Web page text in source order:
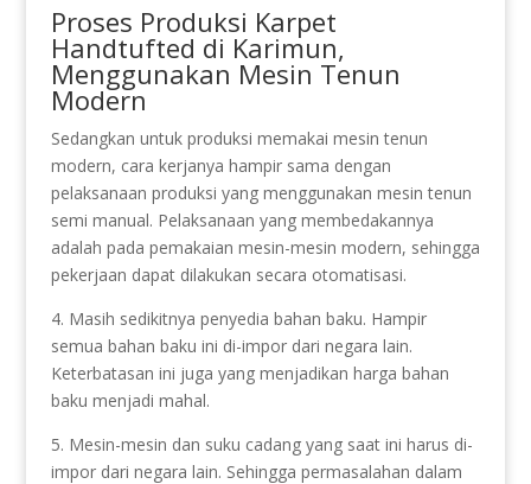
Proses Produksi Karpet
Handtufted di Karimun,
Menggunakan Mesin Tenun
Modern
Sedangkan untuk produksi memakai mesin tenun
modern, cara kerjanya hampir sama dengan
pelaksanaan produksi yang menggunakan mesin tenun
semi manual. Pelaksanaan yang membedakannya
adalah pada pemakaian mesin-mesin modern, sehingga
pekerjaan dapat dilakukan secara otomatisasi.
4. Masih sedikitnya penyedia bahan baku. Hampir
semua bahan baku ini di-impor dari negara lain.
Keterbatasan ini juga yang menjadikan harga bahan
baku menjadi mahal.
5. Mesin-mesin dan suku cadang yang saat ini harus di-
impor dari negara lain. Sehingga permasalahan dalam